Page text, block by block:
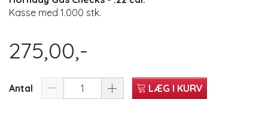
Kasse med 1.000 stk.
275,00,-
Antal LÆG I KURV